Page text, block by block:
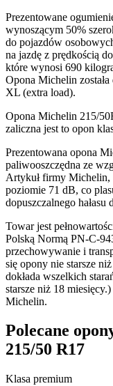
Prezentowane
wynoszącym 50%
do pojazdów
na jazdę z prędkością
które wynosi 690
Opona Michelin
XL (extra load).
Opona Michelin 215/
zaliczna jest to opon
Prezentowana opona
paliwooszczędna ze
Artykuł firmy Michelin,
poziomie 71 dB, co
dopuszczalnego
Towar jest
Polską Normą PN-C-
przechowywanie i
się opony nie starsze
dokłada wszelkich
starsze niż 18
Michelin.
Polecane
215/50 R17
Klasa premium